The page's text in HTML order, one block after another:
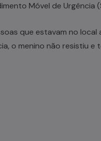
Móvel de Urgência
que estavam no local
o menino não resistiu e